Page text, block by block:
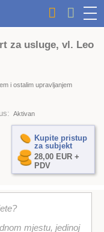
za usluge, vl. Leo
i ostalim upravljanjem
Aktivan
Kupite pristup
za subjekt
28,00 EUR +
PDV
mjestu, jedinoj